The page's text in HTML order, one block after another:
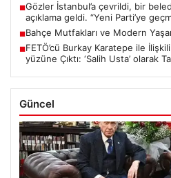
■Gözler İstanbul’a çevrildi, bir
açıklama geldi. “Yeni Parti’ye
■Bahçe Mutfakları ve Modern
■FETÖ’cü Burkay Karatepe ile
yüzüne Çıktı: ‘Salih Usta’ olarak
Güncel